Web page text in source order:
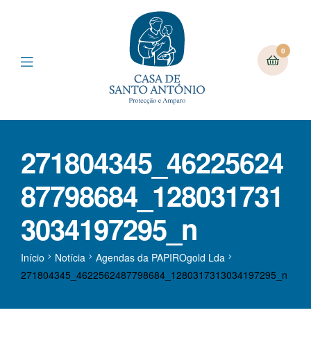
0
271804345_46225624
87798684_128031731
3034197295_n
Início Notícia
Agendas da PAPIROgold Lda
271804345_4622562487798684_1280317313034197295_n